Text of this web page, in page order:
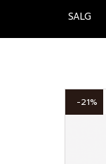
SALG
-21%